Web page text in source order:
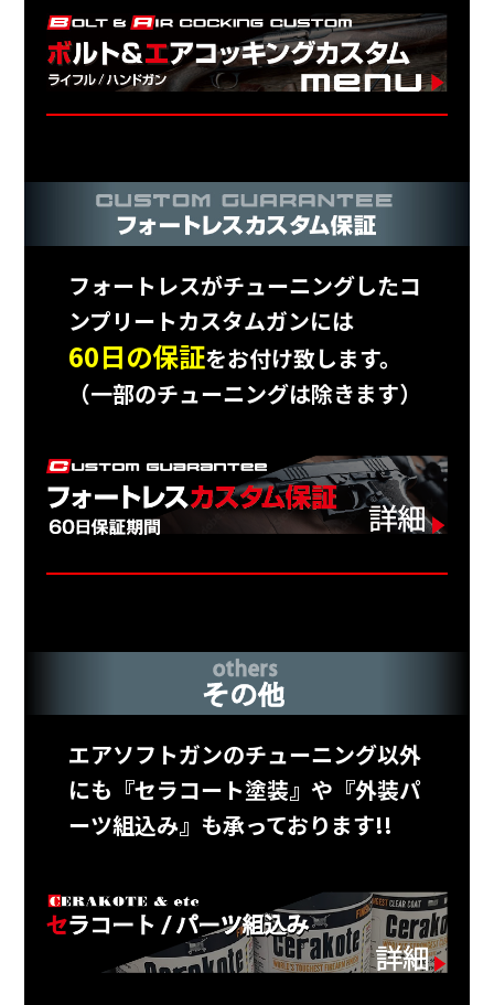
フォートレスがチューニングしたコ
ンプリートカスタムガンには
60日の保証をお付け致します。
（一部のチューニングは除きます）
エアソフトガンのチューニング以外
にも『セラコート塗装』や『外装パ
ーツ組込み』も承っております!!